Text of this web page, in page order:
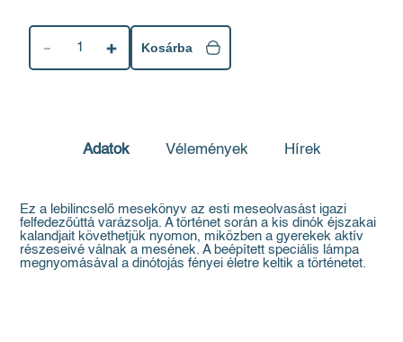
1 Kosárba
Adatok Vélemények Hírek
Ez a lebilincselő mesekönyv az esti meseolvasást igazi
felfedezőúttá varázsolja. A történet során a kis dinók éjszakai
kalandjait követhetjük nyomon, miközben a gyerekek aktív
részeseivé válnak a mesének. A beépített speciális lámpa
megnyomásával a dinótojás fényei életre keltik a történetet.